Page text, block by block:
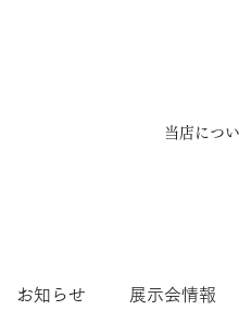
当店につ
お知らせ 展示会情報